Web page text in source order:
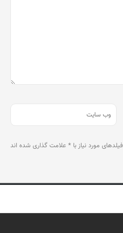
فیلدهای مورد نیاز با * علامت گذاری شده اند